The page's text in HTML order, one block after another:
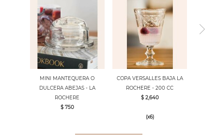
MINI MANTEQUERA O
DULCERA ABEJAS - LA
ROCHERE
$ 750
COPA VERSALLES BAJA LA
ROCHERE - 200 CC
$ 2,640
(x6)